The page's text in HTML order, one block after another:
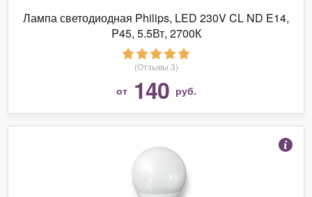
Лампа светодиодная Philips, LED 230V CL ND E14,
P45, 5.5Вт, 2700К
(Отзывы 3)
от 140 руб.